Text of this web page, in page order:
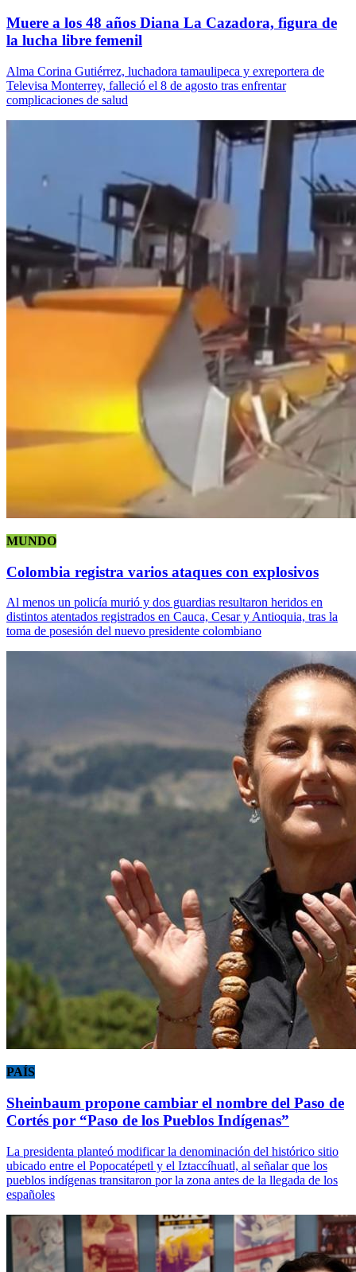
Muere a los 48 años Diana La Cazadora, figura de
la lucha libre femenil
Alma Corina Gutiérrez, luchadora tamaulipeca y exreportera de
Televisa Monterrey, falleció el 8 de agosto tras enfrentar
complicaciones de salud
MUNDO
Colombia registra varios ataques con explosivos
Al menos un policía murió y dos guardias resultaron heridos en
distintos atentados registrados en Cauca, Cesar y Antioquia, tras la
toma de posesión del nuevo presidente colombiano
PAÍS
Sheinbaum propone cambiar el nombre del Paso de
Cortés por “Paso de los Pueblos Indígenas”
La presidenta planteó modificar la denominación del histórico sitio
ubicado entre el Popocatépetl y el Iztaccíhuatl, al señalar que los
pueblos indígenas transitaron por la zona antes de la llegada de los
españoles